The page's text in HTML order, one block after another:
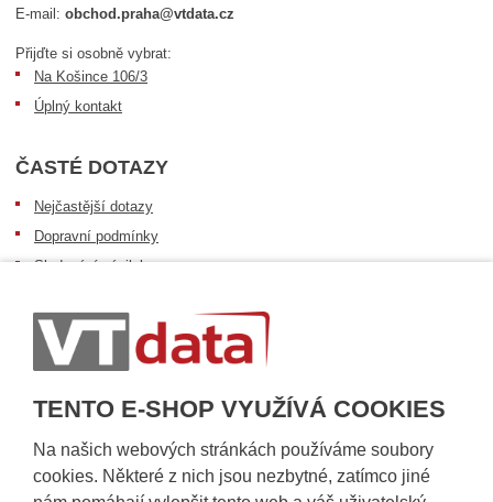
TENTO E-SHOP VYUŽÍVÁ COOKIES
Na našich webových stránkách používáme soubory
cookies. Některé z nich jsou nezbytné, zatímco jiné
E-mail:obchod.praha@vtdata.cz
Přijďte si osobně vybrat:
Na Košince 106/3
Úplný kontakt
ČASTÉ DOTAZY
Nejčastější dotazy
Dopravní podmínky
Sledování zásilek
Informace k dostupnosti zboží
Obecné informace